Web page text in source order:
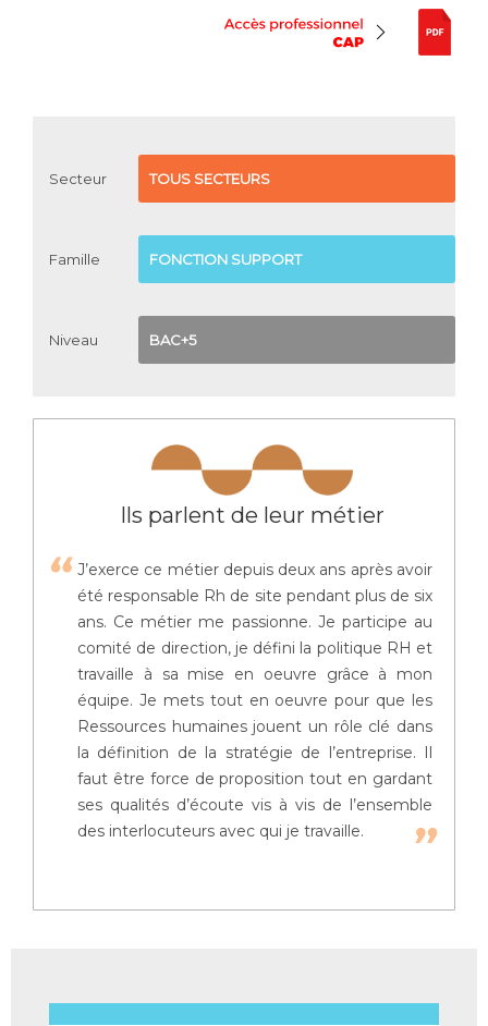
Secteur TOUS SECTEURS
Famille FONCTION SUPPORT
Niveau BAC+5
Ils parlent de leur métier
J’exerce ce métier depuis deux ans après avoir
été responsable Rh de site pendant plus de six
ans. Ce métier me passionne. Je participe au
comité de direction, je défini la politique RH et
travaille à sa mise en oeuvre grâce à mon
équipe. Je mets tout en oeuvre pour que les
Ressources humaines jouent un rôle clé dans
la définition de la stratégie de l’entreprise. Il
faut être force de proposition tout en gardant
ses qualités d’écoute vis à vis de l’ensemble
des interlocuteurs avec qui je travaille.